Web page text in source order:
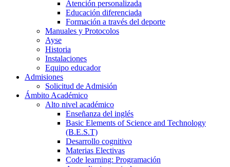
Atención personalizada
Educación diferenciada
Formación a través del deporte
Manuales y Protocolos
Ayse
Historia
Instalaciones
Equipo educador
Admisiones
Solicitud de Admisión
Ámbito Académico
Alto nivel académico
Enseñanza del inglés
Basic Elements of Science and Technology
(B.E.S.T)
Desarrollo cognitivo
Materias Electivas
Code learning: Programación